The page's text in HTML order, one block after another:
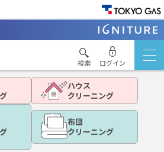
検索 ログイン
ハウス
クリーニング
布団
クリーニング